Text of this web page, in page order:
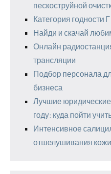
пескоструйной
Категория годности
Найди и скачай
Онлайн
трансляции
Подбор персонала
бизнеса
Лучшие
году: куда пойти
Интенсивное
отшелушивания кожи